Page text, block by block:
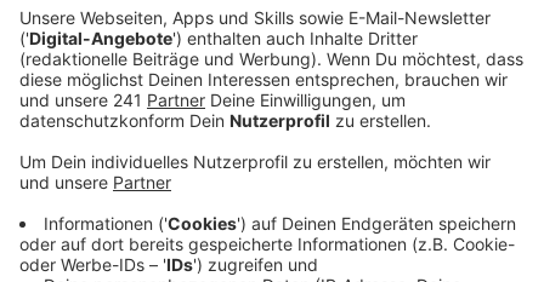
wie die beiden letzten Boxkämpfe der beiden
ausgegangen sind, haben wir wenigstens eine
Vorstellung wie er anschließend aussehen wird.
Veröffentlicht:Donnerstag, 12.09.2024 00:00
Anzeige